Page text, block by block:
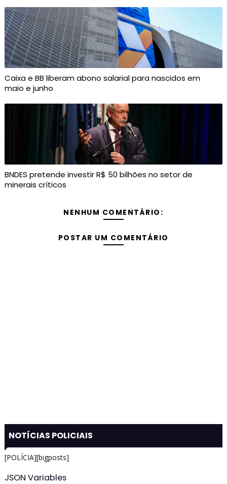
Caixa e BB liberam abono salarial para nascidos em
maio e junho
BNDES pretende investir R$ 50 bilhões no setor de
minerais críticos
NENHUM COMENTÁRIO:
POSTAR UM COMENTÁRIO
NOTÍCIAS POLICIAIS
[POLÍCIA][bigposts]
JSON Variables